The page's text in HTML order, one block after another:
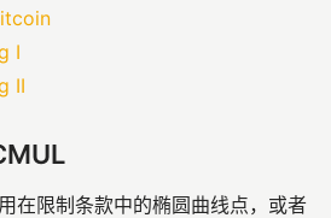
I
II
在限制条款中的椭圆曲线点，或者